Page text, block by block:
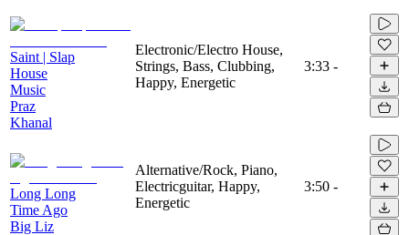
Saint | Slap
House
Music
Praz
Khanal
Electronic/Electro House,
Strings, Bass, Clubbing,
Happy, Energetic
3:33 -
Long Long
Time Ago
Big Liz
Alternative/Rock, Piano,
Electricguitar, Happy,
Energetic
3:50 -